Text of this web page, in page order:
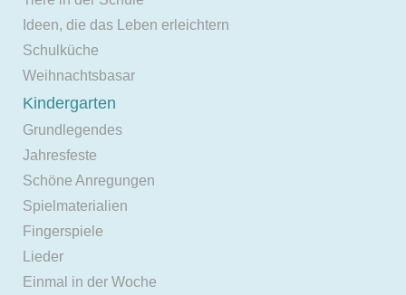
Ideen, die das Leben erleichtern
Schulküche
Weihnachtsbasar
Kindergarten
Grundlegendes
Jahresfeste
Schöne Anregungen
Spielmaterialien
Fingerspiele
Lieder
Einmal in der Woche